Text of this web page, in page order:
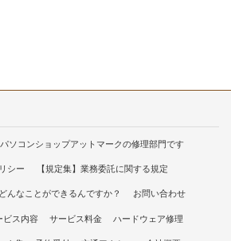
ソコンショップアットマークの修理部門です
シー 【規定集】業務委託に関する規定
んなことができるんですか？ お問い合わせ
ビス内容 サービス料金 ハードウェア修理